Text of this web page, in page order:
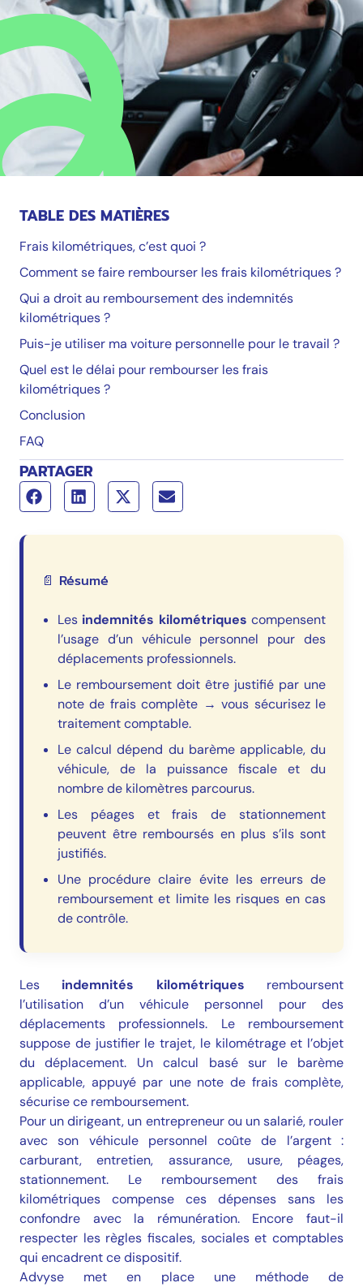
TABLE DES MATIÈRES
Frais kilométriques, c’est quoi ?
Comment se faire rembourser les frais kilométriques ?
Qui a droit au remboursement des indemnités
kilométriques ?
Puis-je utiliser ma voiture personnelle pour le travail ?
Quel est le délai pour rembourser les frais
kilométriques ?
Conclusion
FAQ
PARTAGER
📄 Résumé
Les indemnités kilométriques compensent
l’usage d’un véhicule personnel pour des
déplacements professionnels.
Le remboursement doit être justifié par une
note de frais complète → vous sécurisez le
traitement comptable.
Le calcul dépend du barème applicable, du
véhicule, de la puissance fiscale et du
nombre de kilomètres parcourus.
Les péages et frais de stationnement
peuvent être remboursés en plus s’ils sont
justifiés.
Une procédure claire évite les erreurs de
remboursement et limite les risques en cas
de contrôle.
Les indemnités kilométriques remboursent
l’utilisation d’un véhicule personnel pour des
déplacements professionnels. Le remboursement
suppose de justifier le trajet, le kilométrage et l’objet
du déplacement. Un calcul basé sur le barème
applicable, appuyé par une note de frais complète,
sécurise ce remboursement.
Pour un dirigeant, un entrepreneur ou un salarié, rouler
avec son véhicule personnel coûte de l’argent :
carburant, entretien, assurance, usure, péages,
stationnement. Le remboursement des frais
kilométriques compense ces dépenses sans les
confondre avec la rémunération. Encore faut-il
respecter les règles fiscales, sociales et comptables
qui encadrent ce dispositif.
Advyse met en place une méthode de